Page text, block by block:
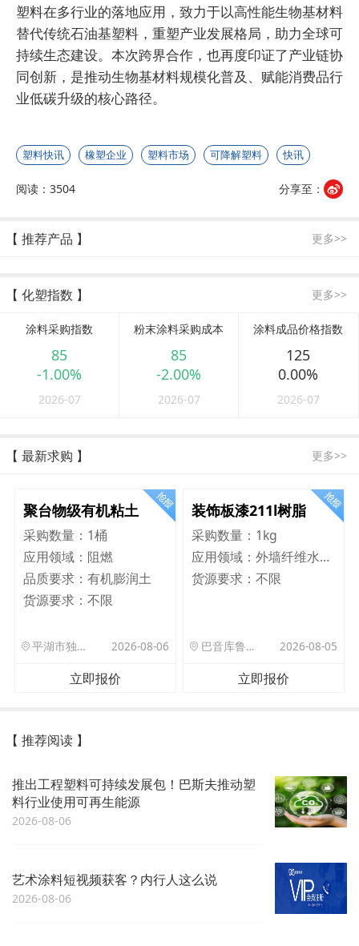
塑料在多行业的落地应用，致力于以高性能生物基材料
替代传统石油基塑料，重塑产业发展格局，助力全球可
持续生态建设。本次跨界合作，也再度印证了产业链协
同创新，是推动生物基材料规模化普及、赋能消费品行
业低碳升级的核心路径。
塑料快讯 橡塑企业 塑料市场 可降解塑料 快讯
阅读：3504 分享至：
【 推荐产品 】 更多>>
【 化塑指数 】 更多>>
涂料采购指数
85
-1.00%
2026-07
粉末涂料采购成本
85
-2.00%
2026-07
涂料成品价格指数
125
0.00%
2026-07
【 最新求购 】 更多>>
聚台物级有机粘土
采购数量： 1桶
应用领域： 阻燃
品质要求： 有机膨润土
货源要求： 不限
平湖市独山港镇集港路 589 号 2026-08-06
立即报价
装饰板漆211l树脂
采购数量： 1kg
应用领域：
外墙纤维水泥板
货源要求：不限
巴音库鲁提镇,托帕口岸六号库房 2026-08-05
立即报价
【 推荐阅读 】
推出工程塑料可持续发展包！巴斯夫推动塑
料行业使用可再生能源
2026-08-06
艺术涂料短视频获客？内行人这么说
2026-08-06